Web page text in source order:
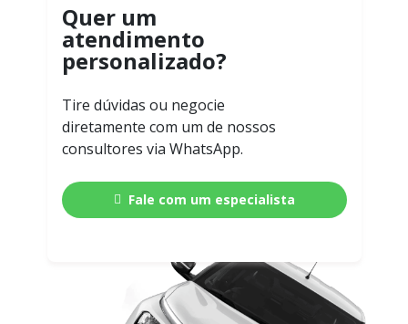
Quer um
atendimento
personalizado?
Tire dúvidas ou negocie
diretamente com um de nossos
consultores via WhatsApp.
Fale com um especialista